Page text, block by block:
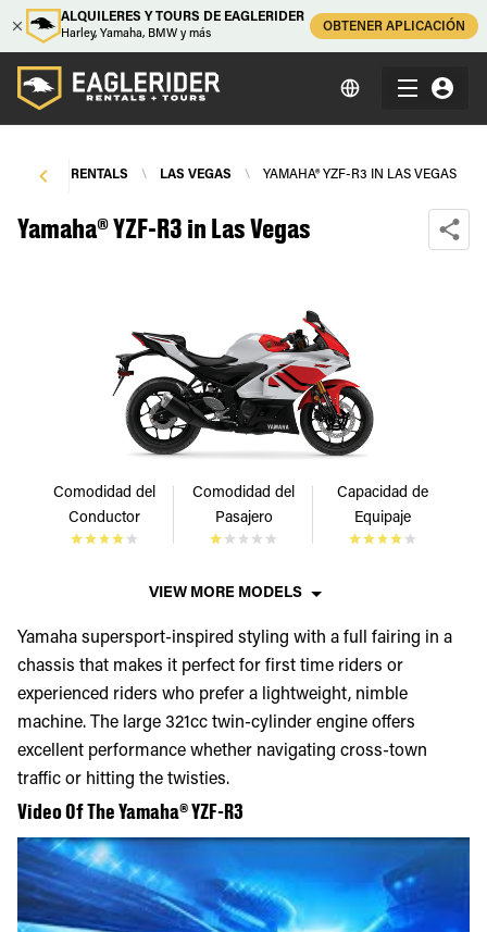
ALQUILERES Y TOURS DE EAGLERIDER
Harley, Yamaha, BMW y más
OBTENER APLICACIÓN
RENTALS \ LAS VEGAS \ YAMAHA® YZF-R3 IN LAS VEGAS
Yamaha® YZF-R3 in Las Vegas
Comodidad del
Conductor
Comodidad del
Pasajero
Capacidad de
Equipaje
VIEW MORE MODELS
Yamaha supersport-inspired styling with a full fairing in a
chassis that makes it perfect for first time riders or
experienced riders who prefer a lightweight, nimble
machine. The large 321cc twin-cylinder engine offers
excellent performance whether navigating cross-town
traffic or hitting the twisties.
Video Of The Yamaha® YZF-R3